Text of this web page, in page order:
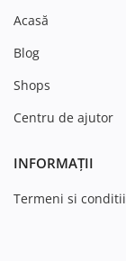
Acasă
Blog
Shops
Centru de ajutor
INFORMAȚII
Termeni si conditii